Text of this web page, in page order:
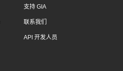
支持 GIA
联系我们
API 开发人员